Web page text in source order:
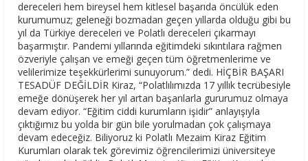
dereceleri hem bireysel hem kitlesel başarıda öncülük eden
kurumumuz; geleneği bozmadan geçen yıllarda olduğu gibi bu
yıl da Türkiye dereceleri ve Polatlı dereceleri çıkarmayı
başarmıştır. Pandemi yıllarında eğitimdeki sıkıntılara rağmen
özveriyle çalışan ve emeği geçen tüm öğretmenlerime ve
velilerimize teşekkürlerimi sunuyorum.” dedi. HİÇBİR BAŞARI
TESADÜF DEĞİLDİR Kiraz, “Polatlılımızda 17 yıllık tecrübesiyle
emeğe dönüşerek her yıl artan başarılarla gururumuz olmaya
devam ediyor. “Eğitim ciddi kurumların işidir” anlayışıyla
çıktığımız bu yolda bir gün bile yorulmadan çok çalışmaya
devam edeceğiz. Biliyoruz ki Polatlı Mezaim Kiraz Eğitim
Kurumları olarak tek görevimiz öğrencilerimizi üniversiteye